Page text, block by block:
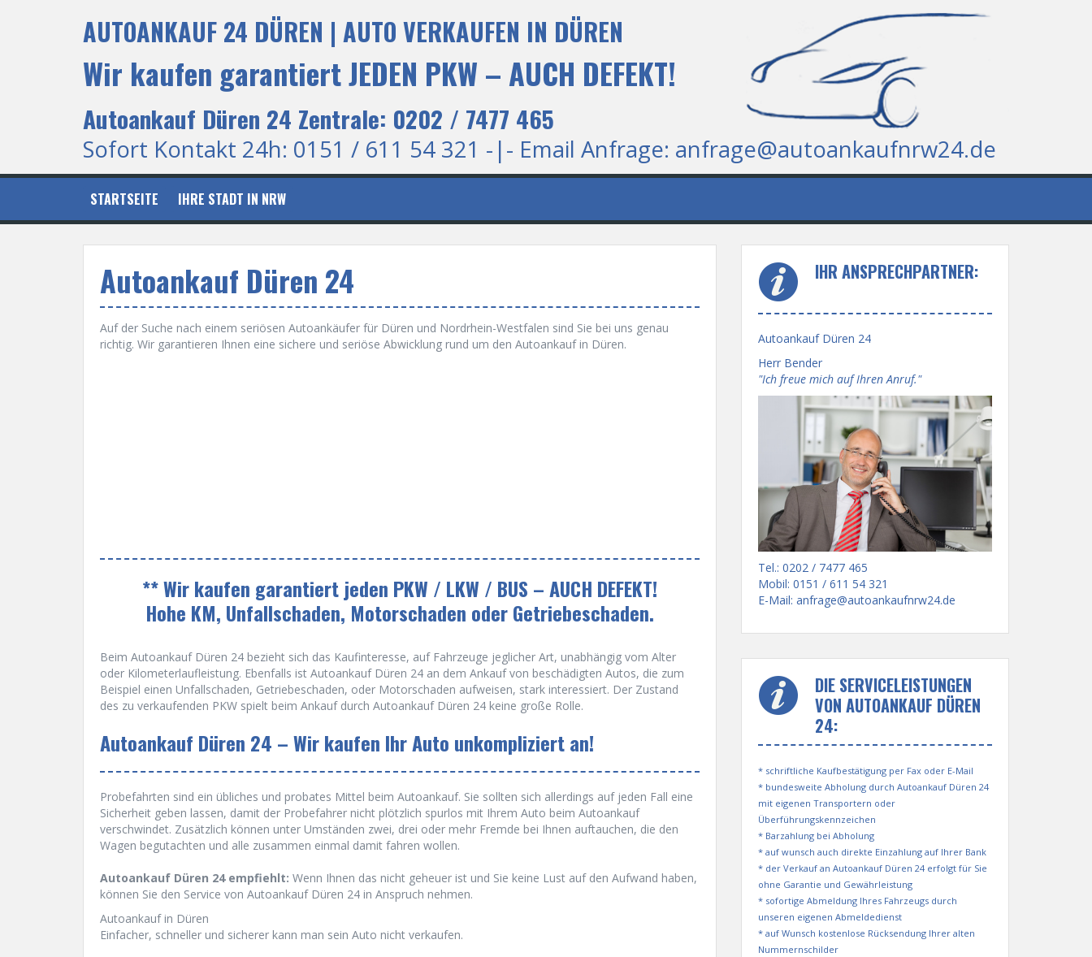
e
AUTOANKAUF 24 DÜREN | AUTO VERKAUFEN IN DÜREN
Wir kaufen garantiert JEDEN PKW – AUCH DEFEKT!
Autoankauf Düren 24 Zentrale: 0202 / 7477 465
Sofort Kontakt 24h: 0151 / 611 54 321 -|- Email Anfrage: anfrage@autoankaufnrw24.de
STARTSEITE IHRE STADT IN NRW
Autoankauf Düren 24
Auf der Suche nach einem seriösen Autoankäufer für Düren und Nordrhein-Westfalen sind Sie bei uns genau
richtig. Wir garantieren Ihnen eine sichere und seriöse Abwicklung rund um den Autoankauf in Düren.
** Wir kaufen garantiert jeden PKW / LKW / BUS – AUCH DEFEKT!
Hohe KM, Unfallschaden, Motorschaden oder Getriebeschaden.
Beim Autoankauf Düren 24 bezieht sich das Kaufinteresse, auf Fahrzeuge jeglicher Art, unabhängig vom Alter
oder Kilometerlaufleistung. Ebenfalls ist Autoankauf Düren 24 an dem Ankauf von beschädigten Autos, die zum
Beispiel einen Unfallschaden, Getriebeschaden, oder Motorschaden aufweisen, stark interessiert. Der Zustand
des zu verkaufenden PKW spielt beim Ankauf durch Autoankauf Düren 24 keine große Rolle.
Autoankauf Düren 24 – Wir kaufen Ihr Auto unkompliziert an!
Probefahrten sind ein übliches und probates Mittel beim Autoankauf. Sie sollten sich allerdings auf jeden Fall eine
Sicherheit geben lassen, damit der Probefahrer nicht plötzlich spurlos mit Ihrem Auto beim Autoankauf
verschwindet. Zusätzlich können unter Umständen zwei, drei oder mehr Fremde bei Ihnen auftauchen, die den
Wagen begutachten und alle zusammen einmal damit fahren wollen.
Autoankauf Düren 24 empfiehlt: Wenn Ihnen das nicht geheuer ist und Sie keine Lust auf den Aufwand haben,
können Sie den Service von Autoankauf Düren 24 in Anspruch nehmen.
Autoankauf in Düren
Einfacher, schneller und sicherer kann man sein Auto nicht verkaufen.
IHR ANSPRECHPARTNER:
Autoankauf Düren 24
Herr Bender
"Ich freue mich auf Ihren Anruf."
Tel.: 0202 / 7477 465
Mobil: 0151 / 611 54 321
E-Mail: anfrage@autoankaufnrw24.de
DIE SERVICELEISTUNGEN
VON AUTOANKAUF DÜREN
24:
* schriftliche Kaufbestätigung per Fax oder E-Mail
* bundesweite Abholung durch Autoankauf Düren 24
mit eigenen Transportern oder
Überführungskennzeichen
* Barzahlung bei Abholung
* auf wunsch auch direkte Einzahlung auf Ihrer Bank
* der Verkauf an Autoankauf Düren 24 erfolgt für Sie
ohne Garantie und Gewährleistung
* sofortige Abmeldung Ihres Fahrzeugs durch
unseren eigenen Abmeldedienst
* auf Wunsch kostenlose Rücksendung Ihrer alten
Nummernschilder